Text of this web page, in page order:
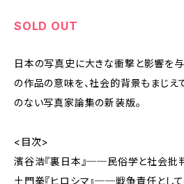
SOLD OUT
日本の写真史に大きな衝撃と影響を
の作品の意味を、社会的背景もまじえ
のない写真家論集の新装版。
<目次>
濱谷浩『裏日本』──民俗学と社会批
土門拳『ヒロシマ』──戦争責任として